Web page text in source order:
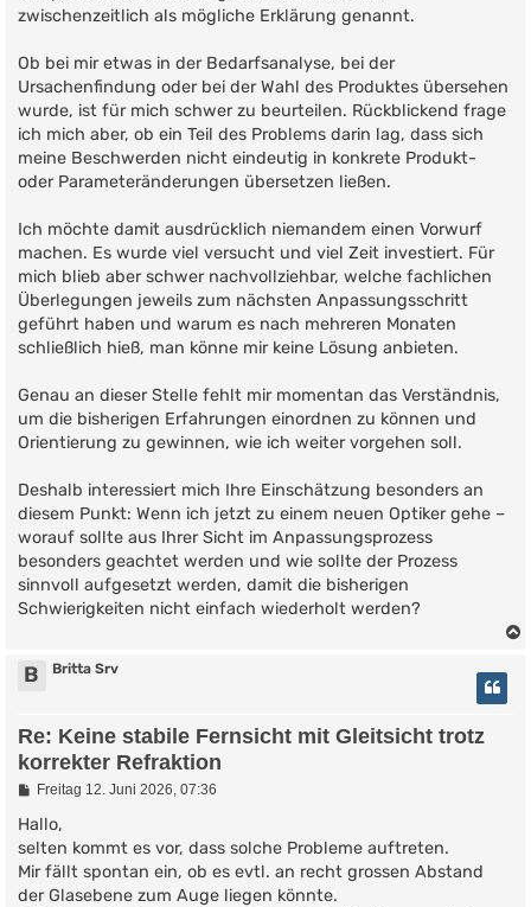
zwischenzeitlich als mögliche Erklärung genannt.
Ob bei mir etwas in der Bedarfsanalyse, bei der
Ursachenfindung oder bei der Wahl des Produktes übersehen
wurde, ist für mich schwer zu beurteilen. Rückblickend frage
ich mich aber, ob ein Teil des Problems darin lag, dass sich
meine Beschwerden nicht eindeutig in konkrete Produkt-
oder Parameteränderungen übersetzen ließen.
Ich möchte damit ausdrücklich niemandem einen Vorwurf
machen. Es wurde viel versucht und viel Zeit investiert. Für
mich blieb aber schwer nachvollziehbar, welche fachlichen
Überlegungen jeweils zum nächsten Anpassungsschritt
geführt haben und warum es nach mehreren Monaten
schließlich hieß, man könne mir keine Lösung anbieten.
Genau an dieser Stelle fehlt mir momentan das Verständnis,
um die bisherigen Erfahrungen einordnen zu können und
Orientierung zu gewinnen, wie ich weiter vorgehen soll.
Deshalb interessiert mich Ihre Einschätzung besonders an
diesem Punkt: Wenn ich jetzt zu einem neuen Optiker gehe –
worauf sollte aus Ihrer Sicht im Anpassungsprozess
besonders geachtet werden und wie sollte der Prozess
sinnvoll aufgesetzt werden, damit die bisherigen
Schwierigkeiten nicht einfach wiederholt werden?
B Britta Srv
Re: Keine stabile Fernsicht mit Gleitsicht trotz
korrekter Refraktion
B
i
r
a
g
Freitag 12. Juni 2026, 07:36
Hallo,
selten kommt es vor, dass solche Probleme auftreten.
Mir fällt spontan ein, ob es evtl. an recht grossen Abstand
der Glasebene zum Auge liegen könnte.